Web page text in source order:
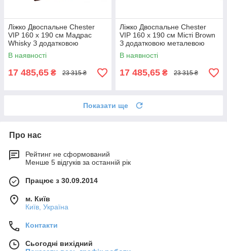
Ліжко Двоспальне Chester
VIP 160 х 190 см Мадрас
Whisky З додатковою
металевою цільнозварною
рамою Коричневий
В наявності
17 485,65 ₴ 23 315 ₴
Ліжко Двоспальне Chester
VIP 160 х 190 см Місті Brown
З додатковою металевою
цільнозварною рамою
Коричневий
В наявності
17 485,65 ₴ 23 315 ₴
Показати ще
Про нас
Рейтинг не сформований
Менше 5 відгуків за останній рік
Працює з 30.09.2014
м. Київ
Київ, Україна
Контакти
Сьогодні вихідний